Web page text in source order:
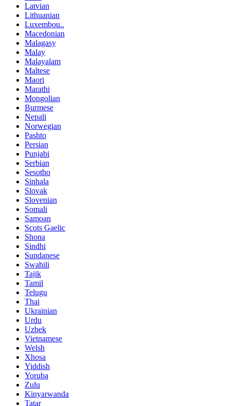
Latvian
Lithuanian
Luxembou..
Macedonian
Malagasy
Malay
Malayalam
Maltese
Maori
Marathi
Mongolian
Burmese
Nepali
Norwegian
Pashto
Persian
Punjabi
Serbian
Sesotho
Sinhala
Slovak
Slovenian
Somali
Samoan
Scots Gaelic
Shona
Sindhi
Sundanese
Swahili
Tajik
Tamil
Telugu
Thai
Ukrainian
Urdu
Uzbek
Vietnamese
Welsh
Xhosa
Yiddish
Yoruba
Zulu
Kinyarwanda
Tatar